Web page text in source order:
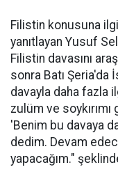
Filistin konusuna
yanıtlayan Yusuf
Filistin davasını
sonra Batı Şeria'da
davayla daha fazla
zulüm ve
'Benim bu davaya
dedim. Devam
yapacağım."